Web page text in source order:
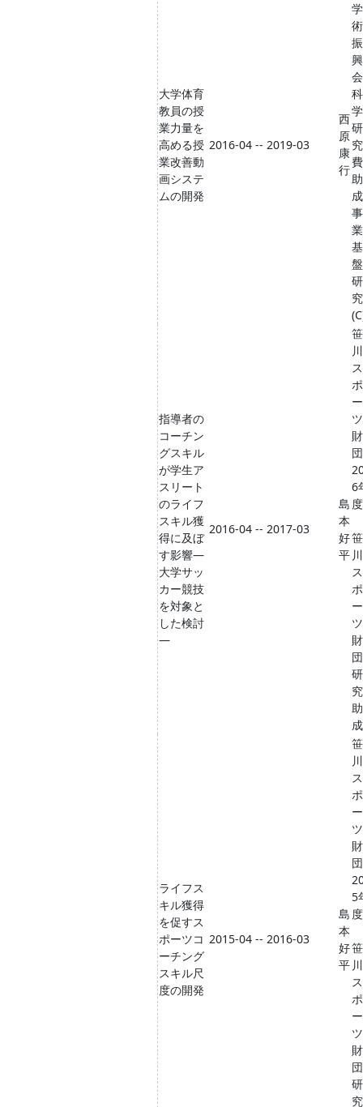
大学体育
教員の授
業力量を
高める授
業改善動
画システ
ムの開発
2016-04 -- 2019-03
西
原
康
行
学
術
振
興
科
学
研
究
費
助
成
事
業
基
盤
研
究
指導者の
コーチン
グスキル
が学生ア
スリート
のライフ
スキル獲
得に及ぼ
す影響―
大学サッ
カー競技
を対象と
した検討
―
2016-04 -- 2017-03
島
本
好
平
笹
川
ス
ポ
ー
ツ
財
6
度
笹
川
ス
ポ
ー
ツ
財
団
研
究
助
成
ライフス
キル獲得
を促すス
ポーツコ
ーチング
スキル尺
度の開発
2015-04 -- 2016-03
島
本
好
平
笹
川
ス
ポ
ー
ツ
財
5
度
笹
川
ス
ポ
ー
ツ
財
団
研
究